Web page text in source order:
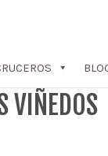
VIÑEDOS